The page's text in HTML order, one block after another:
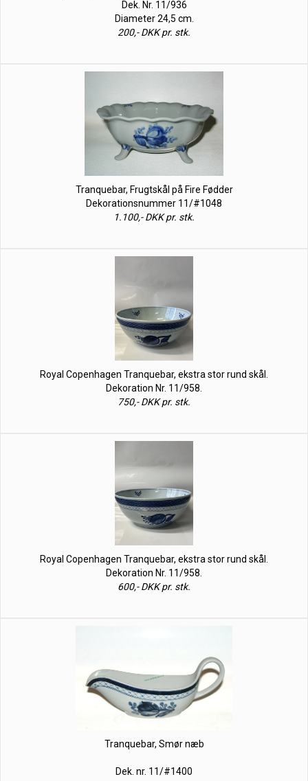
Dek. Nr. 11/936
Diameter 24,5 cm.
200,- DKK pr. stk.
Tranquebar, Frugtskål på Fire Fødder
Dekorationsnummer 11/#1048
1.100,- DKK pr. stk.
Royal Copenhagen Tranquebar, ekstra stor rund skål.
Dekoration Nr. 11/958.
750,- DKK pr. stk.
Royal Copenhagen Tranquebar, ekstra stor rund skål.
Dekoration Nr. 11/958.
600,- DKK pr. stk.
Tranquebar, Smør næb
Dek. nr. 11/#1400